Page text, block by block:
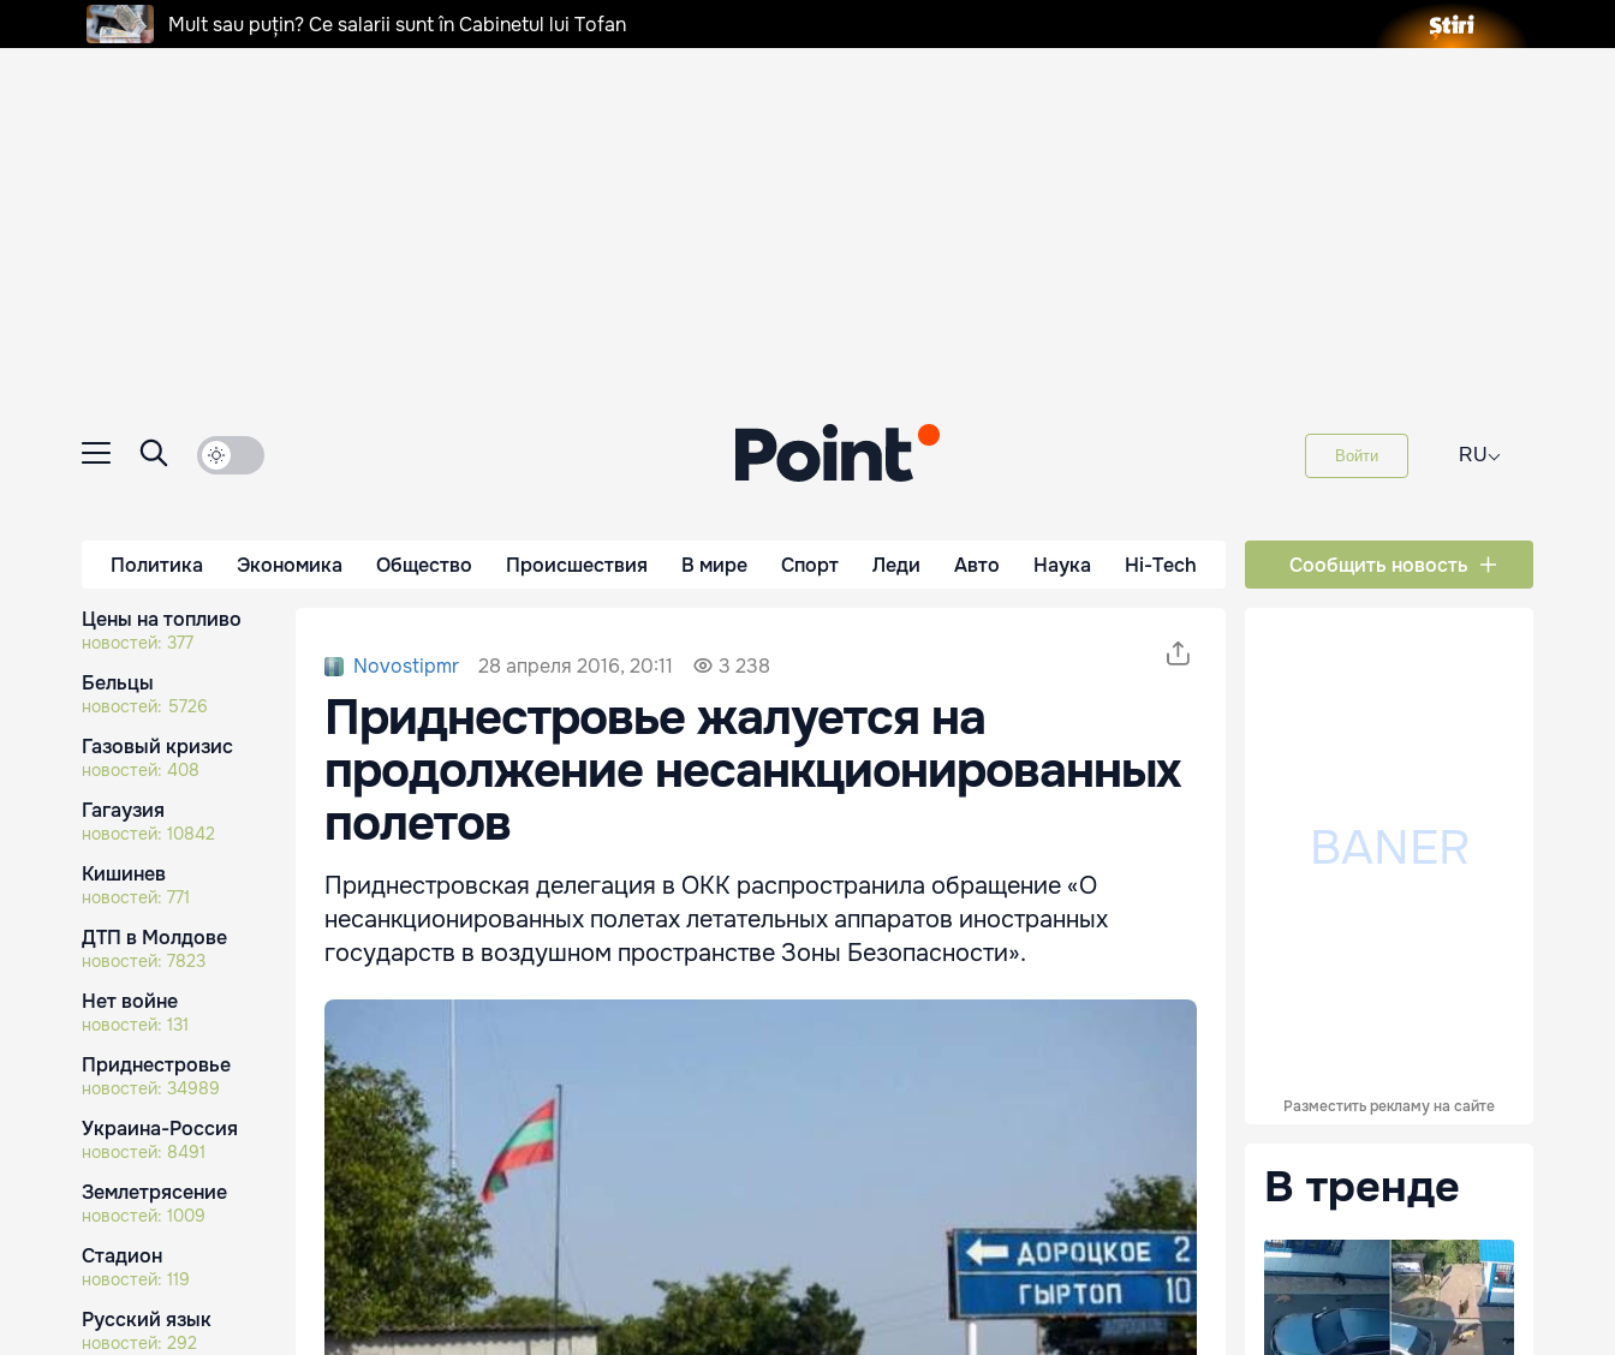
Mult sau puțin? Ce salarii sunt în Cabinetul lui Tofan
Войти RU⌵
Политика Экономика Общество Происшествия В мире Спорт Леди Авто Наука Hi-Tech Сообщить новость
Цены на топливо
новостей: 377
Бельцы
новостей: 5726
Газовый кризис
новостей: 408
Гагаузия
новостей: 10842
Кишинев
новостей: 771
ДТП в Молдове
новостей: 7823
Нет войне
новостей: 131
Приднестровье
новостей: 34989
Украина-Россия
новостей: 8491
Землетрясение
новостей: 1009
Стадион
новостей: 119
Русский язык
новостей: 292
Novostipmr 28 апреля 2016, 20:11 3 238
Приднестровье жалуется на
продолжение несанкционированных
полетов
Приднестровская делегация в ОКК распространила обращение «О
несанкционированных полетах летательных аппаратов иностранных
государств в воздушном пространстве Зоны Безопасности».
Разместить рекламу на сайте
В тренде